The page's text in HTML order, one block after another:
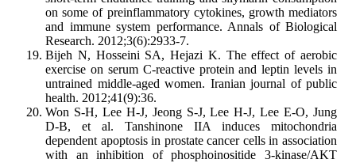
on some of preinflammatory cytokines, growth mediators
and immune system performance. Annals of Biological
Research. 2012;3(6):2933-7.
Bijeh N, Hosseini SA, Hejazi K. The effect of aerobic
exercise on serum C-reactive protein and leptin levels in
untrained middle-aged women. Iranian journal of public
health. 2012;41(9):36.
Won S-H, Lee H-J, Jeong S-J, Lee H-J, Lee E-O, Jung
D-B, et al. Tanshinone IIA induces mitochondria
dependent apoptosis in prostate cancer cells in association
with an inhibition of phosphoinositide 3-kinase/AKT